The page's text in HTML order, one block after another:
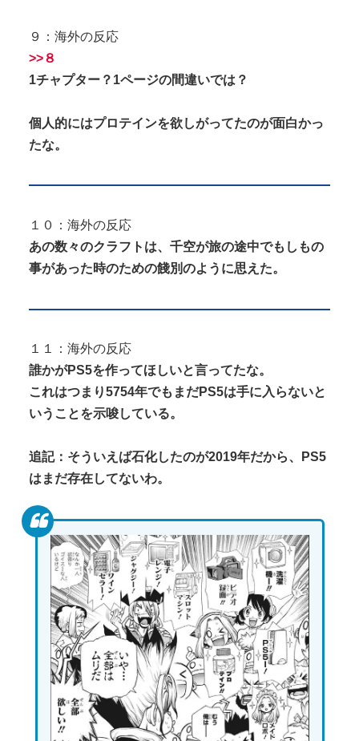
９：海外の反応
>>８
1チャプター？1ページの間違いでは？
個人的にはプロテインを欲しがってたのが面白かっ
たな。
１０：海外の反応
あの数々のクラフトは、千空が旅の途中でもしもの
事があった時のための餞別のように思えた。
１１：海外の反応
誰かがPS5を作ってほしいと言ってたな。
これはつまり5754年でもまだPS5は手に入らないと
いうことを示唆している。
追記：そういえば石化したのが2019年だから、PS5
はまだ存在してないわ。